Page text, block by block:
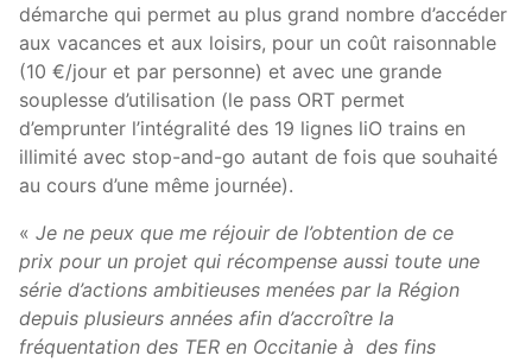
démarche qui permet au plus grand nombre d’accéder
aux vacances et aux loisirs, pour un coût raisonnable
(10 €/jour et par personne) et avec une grande
souplesse d’utilisation (le pass ORT permet
d’emprunter l’intégralité des 19 lignes liO trains en
illimité avec stop-and-go autant de fois que souhaité
au cours d’une même journée).
« Je ne peux que me réjouir de l’obtention de ce
prix pour un projet qui récompense aussi toute une
série d’actions ambitieuses menées par la Région
depuis plusieurs années afin d’accroître la
fréquentation des TER en Occitanie à des fins